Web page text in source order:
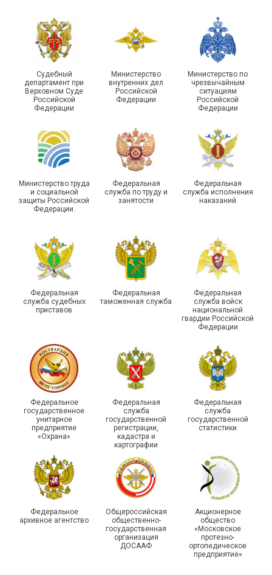
29 первичных
профсоюзных
организаций ГУФСИН
России по Пермскому
туристическом слете
215-й юбилей
государственной
Республике Саха (Якутия)
Храбрым детям – добрые
подарки
Адыгейской организации
Профсоюза подвел итоги
работы и наметил новые
векторы развития
Члены Новосибирской
организации Профсоюза
приняли участие в
молодежном форуме
«Профсоюзная миссия –
2026»
молодого профлидера в
Самаре получили
дипломы
Судебный
департамент при
Верховном Суде
Российской
Федерации
Министерство
внутренних дел
Российской
Федерации
Министерство по
чрезвычайным
ситуациям
Российской
Федерации
Министерство труда
и социальной
защиты Российской
Федерации.
Федеральная
служба по труду и
занятости
Федеральная
служба исполнения
наказаний
Федеральная
служба судебных
приставов
Федеральная
таможенная служба
Федеральная
служба войск
национальной
гвардии Российской
Федерации
Федеральное
государственное
унитарное
предприятие
«Охрана»
Федеральная
служба
государственной
регистрации,
кадастра и
картографии
Федеральная
служба
государственной
статистики
Федеральное
архивное агентство
Общероссийская
общественно-
государственная
организация
ДОСААФ
Акционерное
общество
«Московское
протезно-
ортопедическое
предприятие»